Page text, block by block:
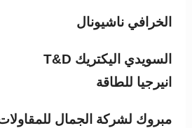
الخرافي ناشيونال
السويدي اليكتريك T&D
انيرجيا للطاقة
مبروك لشركة الجمال